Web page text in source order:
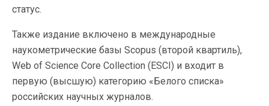
статус.
Также издание включено в международные
наукометрические базы Scopus (второй квартиль),
Web of Science Core Collection (ESCI) и входит в
первую (высшую) категорию «Белого списка»
российских научных журналов.